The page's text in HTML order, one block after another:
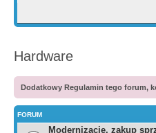
Hardware
Dodatkowy Regulamin tego forum,
FORUM
Modernizacje, zakup